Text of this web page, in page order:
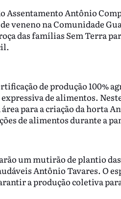
Assentamento Antônio
veneno na Comunidade
das famílias Sem Terra
de produção 100%
de alimentos.
para a criação da horta
de alimentos durante a
um mutirão de plantio
Antônio Tavares. O
a produção coletiva